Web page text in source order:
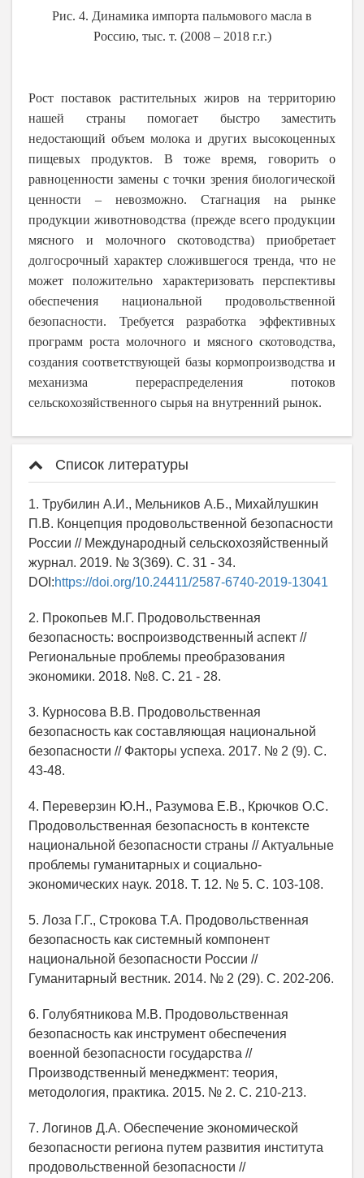
Рис. 4. Динамика импорта пальмового масла в
Россию, тыс. т. (2008 – 2018 г.г.)
Рост поставок растительных жиров на территорию
нашей страны помогает быстро заместить
недостающий объем молока и других высокоценных
пищевых продуктов. В тоже время, говорить о
равноценности замены с точки зрения биологической
ценности – невозможно. Стагнация на рынке
продукции животноводства (прежде всего продукции
мясного и молочного скотоводства) приобретает
долгосрочный характер сложившегося тренда, что не
может положительно характеризовать перспективы
обеспечения национальной продовольственной
безопасности. Требуется разработка эффективных
программ роста молочного и мясного скотоводства,
создания соответствующей базы кормопроизводства и
механизма перераспределения потоков
сельскохозяйственного сырья на внутренний рынок.
Список литературы
1. Трубилин А.И., Мельников А.Б., Михайлушкин
П.В. Концепция продовольственной безопасности
России // Международный сельскохозяйственный
журнал. 2019. № 3(369). С. 31 - 34.
DOI:https://doi.org/10.24411/2587-6740-2019-13041
2. Прокопьев М.Г. Продовольственная
безопасность: воспроизводственный аспект //
Региональные проблемы преобразования
экономики. 2018. №8. С. 21 - 28.
3. Курносова В.В. Продовольственная
безопасность как составляющая национальной
безопасности // Факторы успеха. 2017. № 2 (9). С.
43-48.
4. Переверзин Ю.Н., Разумова Е.В., Крючков О.С.
Продовольственная безопасность в контексте
национальной безопасности страны // Актуальные
проблемы гуманитарных и социально-
экономических наук. 2018. Т. 12. № 5. С. 103-108.
5. Лоза Г.Г., Строкова Т.А. Продовольственная
безопасность как системный компонент
национальной безопасности России //
Гуманитарный вестник. 2014. № 2 (29). С. 202-206.
6. Голубятникова М.В. Продовольственная
безопасность как инструмент обеспечения
военной безопасности государства //
Производственный менеджмент: теория,
методология, практика. 2015. № 2. С. 210-213.
7. Логинов Д.А. Обеспечение экономической
безопасности региона путем развития института
продовольственной безопасности //